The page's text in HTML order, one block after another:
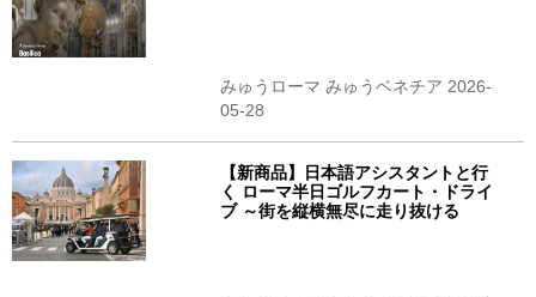
みゅうローマ みゅうベネチア 2026-
05-28
【新商品】日本語アシスタントと行
く ローマ半日ゴルフカート・ドライ
ブ ～街を縦横無尽に走り抜ける